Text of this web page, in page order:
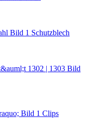
Schutzblech
Clips